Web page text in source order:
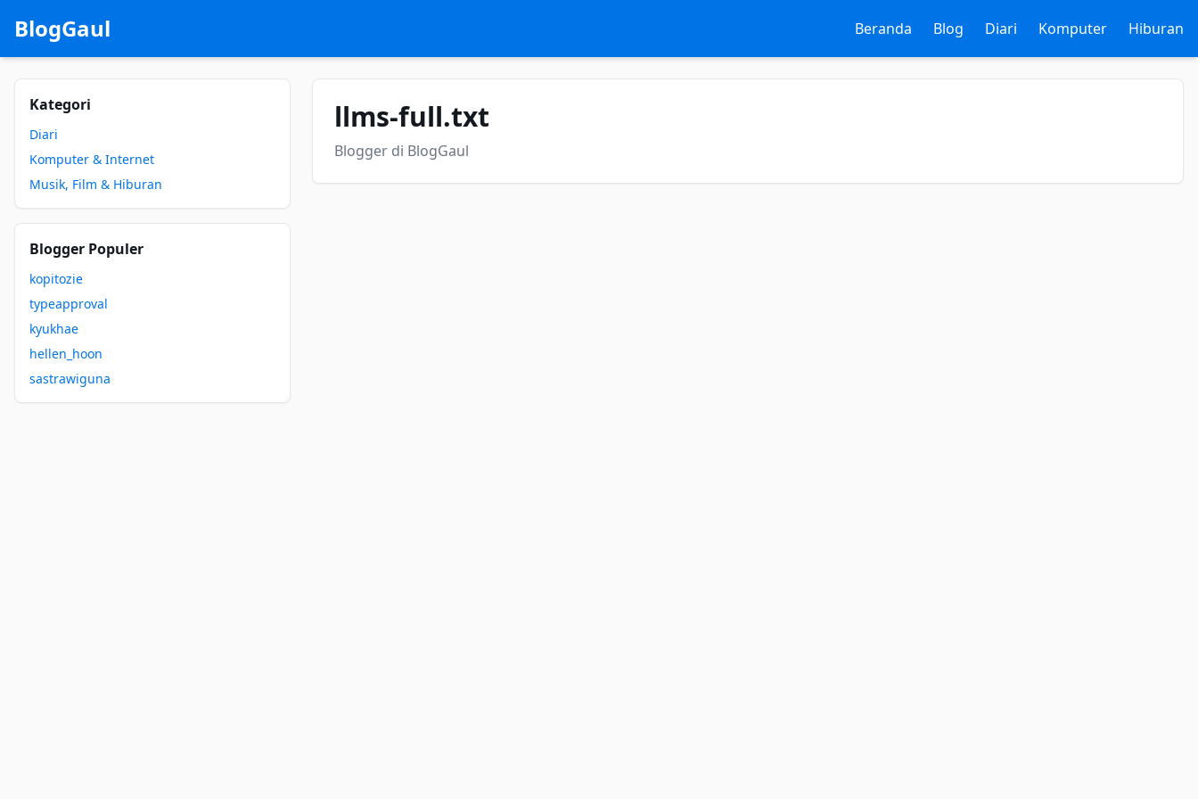
BlogGaul Beranda Blog Diari Komputer Hiburan
Kategori
Diari
Komputer & Internet
Musik, Film & Hiburan
Blogger Populer
kopitozie
typeapproval
kyukhae
hellen_hoon
sastrawiguna
llms-full.txt
Blogger di BlogGaul